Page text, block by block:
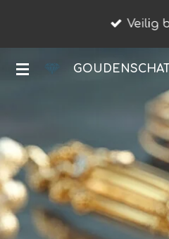
de
Veilig